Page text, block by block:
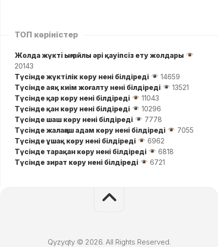
ТОП көріністер
Жолда жүктi ыңғайлы әрі қауіпсіз ету жолдары
20143
Түсінде жүктілік көру нені білдіреді
14659
Түсінде аяқ киім жоғалту нені білдіреді
13521
Түсінде қар көру нені білдіреді
11043
Түсінде қан көру нені білдіреді
10296
Түсінде шаш көру нені білдіреді
7778
Түсінде жалаңаш адам көру нені білдіреді
7055
Түсінде ұшақ көру нені білдіреді
6962
Түсінде тарақан көру нені білдіреді
6818
Түсінде зират көру нені білдіреді
6721
Qyzyqty © 2026. All Rights Reserved.